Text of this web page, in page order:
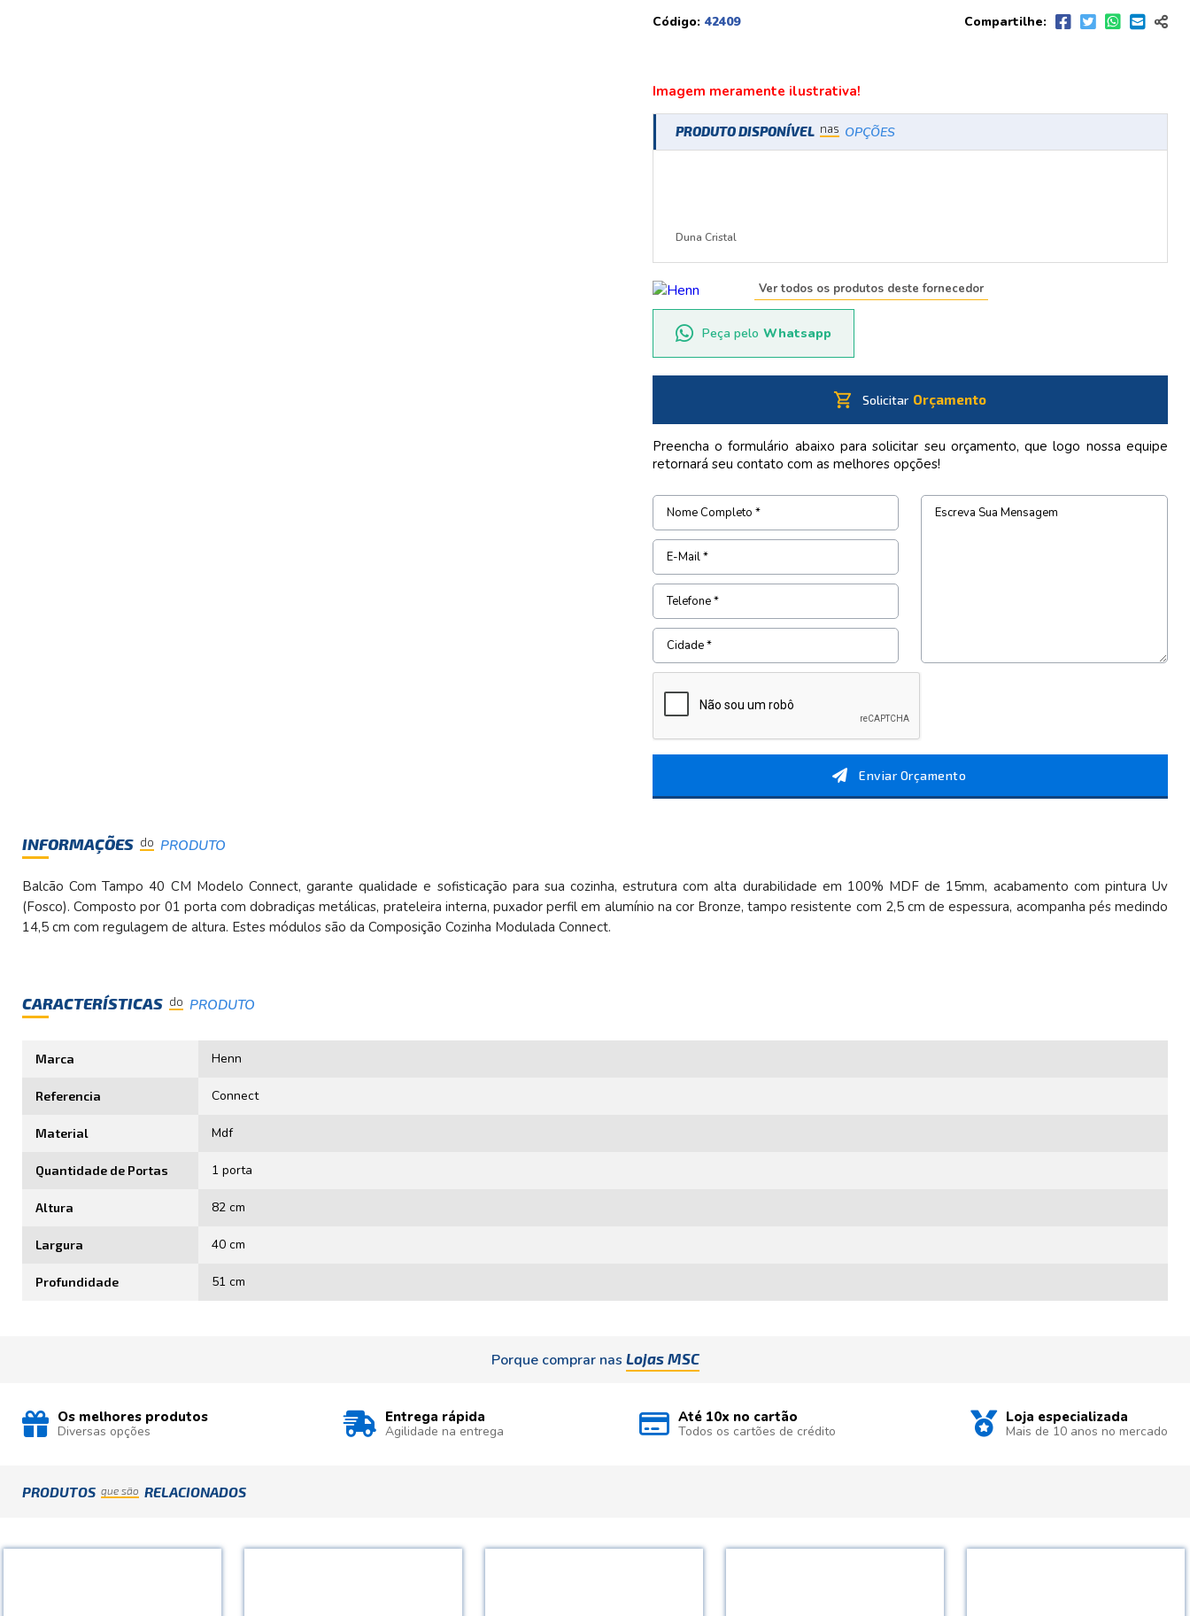
Código: 42409 Compartilhe:
Imagem meramente ilustrativa!
PRODUTO DISPONÍVEL nas OPÇÕES
Duna Cristal
Ver todos os produtos deste fornecedor
Peça pelo Whatsapp
shopping_cart Solicitar Orçamento
Preencha o formulário abaixo para solicitar seu orçamento, que logo nossa equipe
retornará seu contato com as melhores opções!
Enviar Orçamento
INFORMAÇÕES do PRODUTO
Balcão Com Tampo 40 CM Modelo Connect, garante qualidade e sofisticação para sua cozinha, estrutura com alta durabilidade em 100% MDF de 15mm, acabamento com pintura Uv
(Fosco). Composto por 01 porta com dobradiças metálicas, prateleira interna, puxador perfil em alumínio na cor Bronze, tampo resistente com 2,5 cm de espessura, acompanha pés medindo
14,5 cm com regulagem de altura. Estes módulos são da Composição Cozinha Modulada Connect.
CARACTERÍSTICAS do PRODUTO
Marca Henn
Referencia Connect
Material Mdf
Quantidade de Portas 1 porta
Altura 82 cm
Largura 40 cm
Profundidade 51 cm
Porque comprar nas Lojas MSC
Os melhores produtos
Diversas opções
Entrega rápida
Agilidade na entrega
Até 10x no cartão
Todos os cartões de crédito
Loja especializada
Mais de 10 anos no mercado
PRODUTOS que são RELACIONADOS